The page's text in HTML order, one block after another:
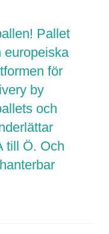
Pallet
europeiska
för
by
och
till Ö. Och